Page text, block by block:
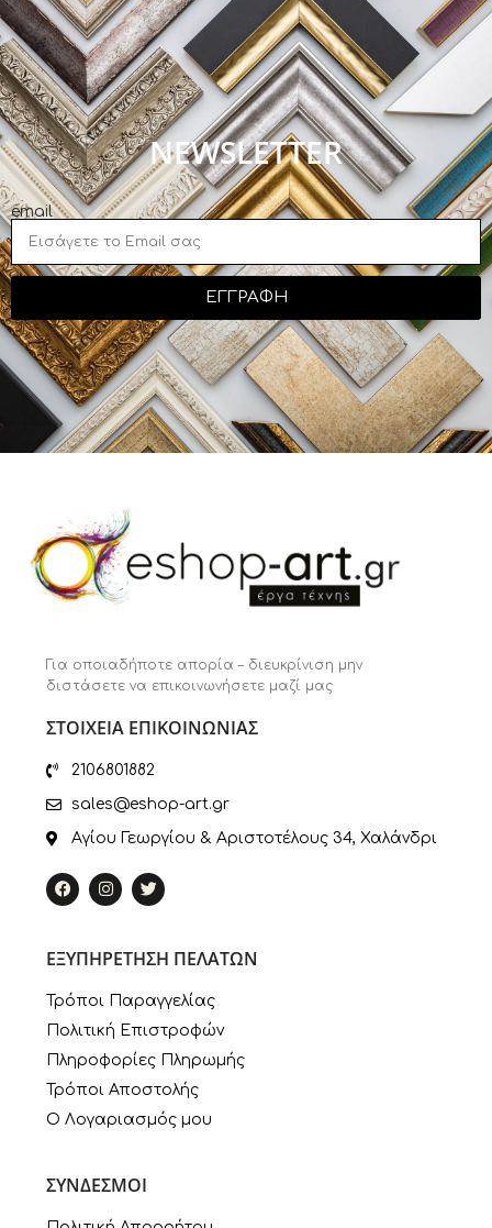
NEWSLETTER
email
ΕΓΓΡΑΦΗ
Για οποιαδήποτε απορία – διευκρίνιση μην
διστάσετε να επικοινωνήσετε μαζί μας
ΣΤΟΙΧΕΙΑ ΕΠΙΚΟΙΝΩΝΙΑΣ
2106801882
sales@eshop-art.gr
Αγίου Γεωργίου & Αριστοτέλους 34, Χαλάνδρι
ΕΞΥΠΗΡΕΤΗΣΗ ΠΕΛΑΤΩΝ
Τρόποι Παραγγελίας
Πολιτική Επιστροφών
Πληροφορίες Πληρωμής
Τρόποι Αποστολής
Ο Λογαριασμός μου
ΣΥΝΔΕΣΜΟΙ